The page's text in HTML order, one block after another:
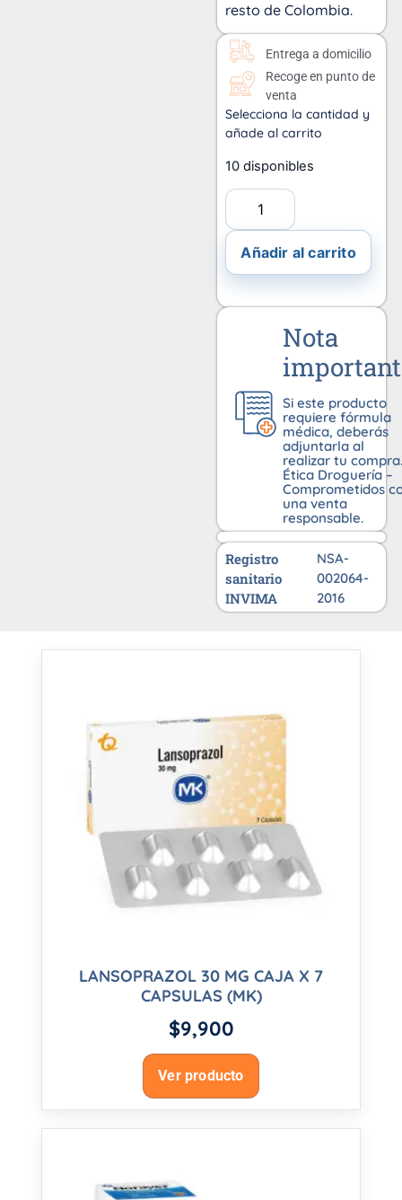
resto de Colombia.
Entrega a domicilio
Recoge en punto de
venta
Selecciona la cantidad y
añade al carrito
10 disponibles
Añadir al carrito
Nota
Si este producto
requiere fórmula
médica, deberás
adjuntarla al
realizar tu compra.
Ética Droguería –
Comprometidos
una venta
responsable.
Registro
sanitario
INVIMA
NSA-
002064-
2016
LANSOPRAZOL 30 MG CAJA X 7
CAPSULAS (MK)
$9,900
Ver producto